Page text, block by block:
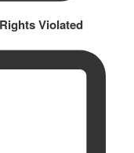
Violated